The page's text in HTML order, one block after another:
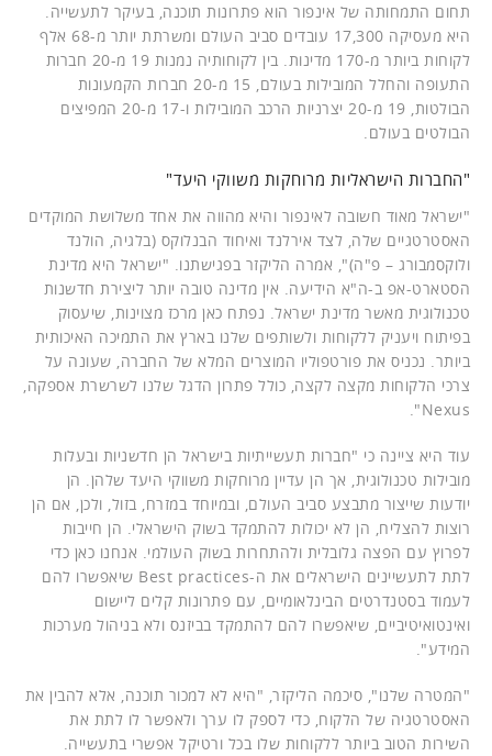
תחום התמחותה של אינפור הוא פתרונות תוכנה, בעיקר לתעשייה.
היא מעסיקה 17,300 עובדים סביב העולם ומשרתת יותר מ-68 אלף
לקוחות ביותר מ-170 מדינות. בין לקוחותיה נמנות 19 מ-20 חברות
התעופה והחלל המובילות בעולם, 15 מ-20 חברות הקמעונות
הבולטות, 19 מ-20 יצרניות הרכב המובילות ו-17 מ-20 המפיצים
הבולטים בעולם.
"החברות הישראליות מרוחקות משווקי היעד"
"ישראל מאוד חשובה לאינפור והיא מהווה את אחד משלושת המוקדים
האסטרטגיים שלה, לצד אירלנד ואיחוד הבנלוקס (בלגיה, הולנד
ולוקסמבורג – פ"ה)", אמרה הליקזר בפגישתנו. "ישראל היא מדינת
הסטארט-אפ ב-ה"א הידיעה. אין מדינה טובה יותר ליצירת חדשנות
טכנולוגית מאשר מדינת ישראל. נפתח כאן מרכז מצוינות, שיעסוק
בפיתוח ויעניק ללקוחות ולשותפים שלנו בארץ את התמיכה האיכותית
ביותר. נכניס את פורטפוליו המוצרים המלא של החברה, שעונה על
צרכי הלקוחות מקצה לקצה, כולל פתרון הדגל שלנו לשרשרת אספקה,
Nexus".
עוד היא ציינה כי "חברות תעשייתיות בישראל הן חדשניות ובעלות
מובילות טכנולוגית, אך הן עדיין מרוחקות משווקי היעד שלהן. הן
יודעות שייצור מתבצע סביב העולם, ובמיוחד במזרח, בזול, ולכן, אם הן
רוצות להצליח, הן לא יכולות להתמקד בשוק הישראלי. הן חייבות
לפרוץ עם הפצה גלובלית ולהתחרות בשוק העולמי. אנחנו כאן כדי
לתת לתעשיינים הישראלים את ה-Best practices שיאפשרו להם
לעמוד בסטנדרטים הבינלאומיים, עם פתרונות קלים ליישום
ואינטואיטיביים, שיאפשרו להם להתמקד בביזנס ולא בניהול מערכות
המידע".
"המטרה שלנו", סיכמה הליקזר, "היא לא למכור תוכנה, אלא להבין את
האסטרטגיה של הלקוח, כדי לספק לו ערך ולאפשר לו לתת את
השירות הטוב ביותר ללקוחות שלו בכל ורטיקל אפשרי בתעשייה.